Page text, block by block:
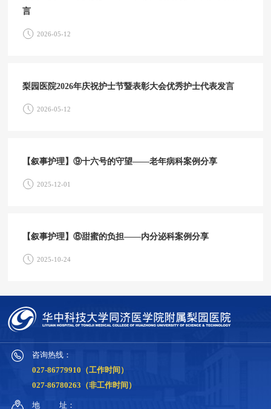
言
2026-05-12
梨园医院2026年庆祝护士节暨表彰大会优秀护士代表发言
2026-05-12
【叙事护理】⑨十六号的守望——老年病科案例分享
2025-12-01
【叙事护理】⑧甜蜜的负担——内分泌科案例分享
2025-10-24
咨询热线：
027-86779910（工作时间）
027-86780263（非工作时间）
地 址：